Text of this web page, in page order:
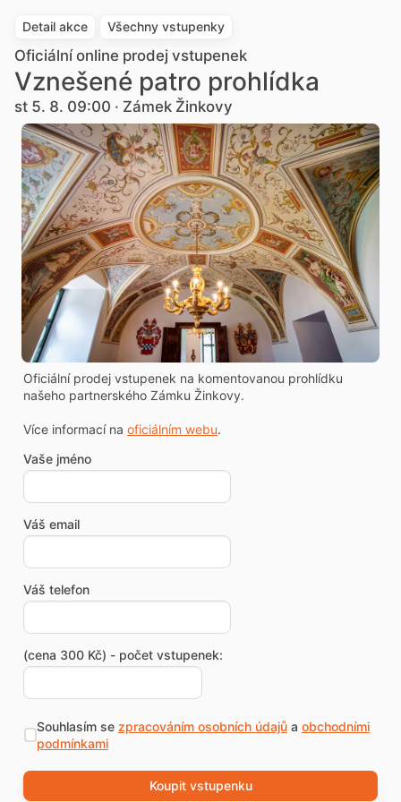
Detail akce Všechny vstupenky
Oficiální online prodej vstupenek
Vznešené patro prohlídka
st 5. 8. 09:00 · Zámek Žinkovy
Oficiální prodej vstupenek na komentovanou prohlídku
našeho partnerského Zámku Žinkovy.
Více informací na oficiálním webu.
Vaše jméno
Váš email
Váš telefon
(cena 300 Kč) - počet vstupenek:
Souhlasím se zpracováním osobních údajůa obchodními
podmínkami
Koupit vstupenku